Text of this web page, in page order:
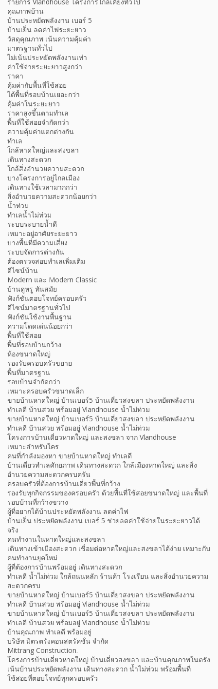
รายการ Vlandhouse โครงการใกล้เคียงทั่วไป
คุณภาพบ้าน
บ้านประหยัดพลังงาน เบอร์ 5
บ้านเย็น ลดค่าไฟระยะยาว
วัสดุคุณภาพ เน้นความคุ้มค่า
มาตรฐานทั่วไป
ไม่เน้นประหยัดพลังงานเท่า
ค่าใช้จ่ายระยะยาวสูงกว่า
ราคา
คุ้มค่ากับพื้นที่ใช้สอย
ได้พื้นที่รอบบ้านเยอะกว่า
คุ้มค่าในระยะยาว
ราคาสูงขึ้นตามทำเล
พื้นที่ใช้สอยจำกัดกว่า
ความคุ้มค่าแตกต่างกัน
ทำเล
ใกล้หาดใหญ่และสงขลา
เดินทางสะดวก
ใกล้สิ่งอำนวยความสะดวก
บางโครงการอยู่ไกลเมือง
เดินทางใช้เวลามากกว่า
สิ่งอำนวยความสะดวกน้อยกว่า
น้ำท่วม
ทำเลน้ำไม่ท่วม
ระบบระบายน้ำดี
เหมาะอยู่อาศัยระยะยาว
บางพื้นที่มีความเสี่ยง
ระบบจัดการต่างกัน
ต้องตรวจสอบทำเลเพิ่มเติม
ดีไซน์บ้าน
Modern และ Modern Classic
บ้านดูหรู ทันสมัย
ฟังก์ชันตอบโจทย์ครอบครัว
ดีไซน์มาตรฐานทั่วไป
ฟังก์ชันใช้งานพื้นฐาน
ความโดดเด่นน้อยกว่า
พื้นที่ใช้สอย
พื้นที่รอบบ้านกว้าง
ห้องขนาดใหญ่
รองรับครอบครัวขยาย
พื้นที่มาตรฐาน
รอบบ้านจำกัดกว่า
เหมาะครอบครัวขนาดเล็ก
ขายบ้านหาดใหญ่ บ้านเบอร์5 บ้านเดี่ยวสงขลา ประหยัดพลังงาน
ทำเลดี บ้านสวย พร้อมอยู่ Vlandhouse น้ำไม่ท่วม
ขายบ้านหาดใหญ่ บ้านเบอร์5 บ้านเดี่ยวสงขลา ประหยัดพลังงาน
ทำเลดี บ้านสวย พร้อมอยู่ Vlandhouse น้ำไม่ท่วม
โครงการบ้านเดี่ยวหาดใหญ่ และสงขลา จาก Vlandhouse
เหมาะสำหรับใคร
คนที่กำลังมองหา ขายบ้านหาดใหญ่ ทำเลดี
บ้านเดี่ยวทำเลศักยภาพ เดินทางสะดวก ใกล้เมืองหาดใหญ่ และสิ่ง
อำนวยความสะดวกครบครัน
ครอบครัวที่ต้องการบ้านเดี่ยวพื้นที่กว้าง
รองรับทุกกิจกรรมของครอบครัว ด้วยพื้นที่ใช้สอยขนาดใหญ่ และพื้นที่
รอบบ้านที่กว้างขวาง
ผู้ที่อยากได้บ้านประหยัดพลังงาน ลดค่าไฟ
บ้านเย็น ประหยัดพลังงาน เบอร์ 5 ช่วยลดค่าใช้จ่ายในระยะยาวได้
จริง
คนทำงานในหาดใหญ่และสงขลา
เดินทางเข้าเมืองสะดวก เชื่อมต่อหาดใหญ่และสงขลาได้ง่าย เหมาะกับ
คนทำงานยุคใหม่
ผู้ที่ต้องการบ้านพร้อมอยู่ เดินทางสะดวก
ทำเลดี น้ำไม่ท่วม ใกล้ถนนหลัก ร้านค้า โรงเรียน และสิ่งอำนวยความ
สะดวกครบ
ขายบ้านหาดใหญ่ บ้านเบอร์5 บ้านเดี่ยวสงขลา ประหยัดพลังงาน
ทำเลดี บ้านสวย พร้อมอยู่ Vlandhouse น้ำไม่ท่วม
ขายบ้านหาดใหญ่ บ้านเบอร์5 บ้านเดี่ยวสงขลา ประหยัดพลังงาน
ทำเลดี บ้านสวย พร้อมอยู่ Vlandhouse น้ำไม่ท่วม
บ้านคุณภาพ ทำเลดี พร้อมอยู่
บริษัท มิตรตรังคอนสตรัคชั่น จำกัด
Mittrang Construction.
โครงการบ้านเดี่ยวหาดใหญ่ บ้านเดี่ยวสงขลา และบ้านคุณภาพในตรัง
เน้นบ้านประหยัดพลังงาน เดินทางสะดวก น้ำไม่ท่วม พร้อมพื้นที่
ใช้สอยที่ตอบโจทย์ทุกครอบครัว